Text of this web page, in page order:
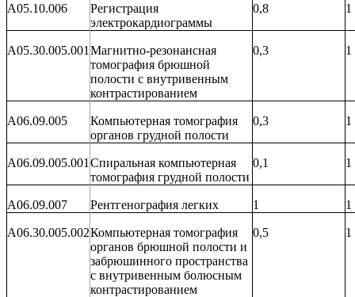
A05.10.006
Регистрация
электрокардиограммы
0,8 1
A05.30.005.001 Магнитно-резонансная
томография брюшной
полости с внутривенным
контрастированием
0,3 1
A06.09.005
Компьютерная томография
органов грудной полости
0,3 1
A06.09.005.001 Спиральная компьютерная
томография грудной полости
0,1 1
A06.09.007 Рентгенография легких 1 1
A06.30.005.002Компьютерная томография
органов брюшной полости и
забрюшинного пространства
с внутривенным болюсным
контрастированием
0,5 1